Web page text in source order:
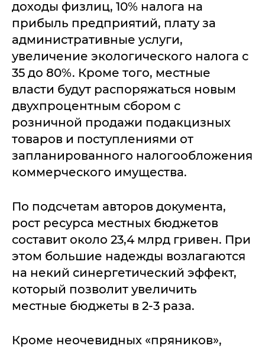
доходы физлиц, 10% налога на
прибыль предприятий, плату за
административные услуги,
увеличение экологического налога с
35 до 80%. Кроме того, местные
власти будут распоряжаться новым
двухпроцентным сбором с
розничной продажи подакцизных
товаров и поступлениями от
запланированного налогообложения
коммерческого имущества.
По подсчетам авторов документа,
рост ресурса местных бюджетов
составит около 23,4 млрд гривен. При
этом большие надежды возлагаются
на некий синергетический эффект,
который позволит увеличить
местные бюджеты в 2-3 раза.
Кроме неочевидных «пряников»,